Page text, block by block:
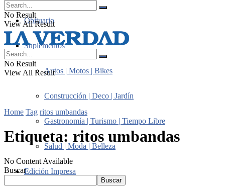
Obituario
Suplementos
Autos | Motos | Bikes
Construcción | Deco | Jardín
Gastronomía | Turismo | Tiempo Libre
Salud | Moda | Belleza
Edición Impresa
No Result
View All Result
No Result
View All Result
Home Tag ritos umbandas
Etiqueta: ritos umbandas
No Content Available
Buscar
Buscar